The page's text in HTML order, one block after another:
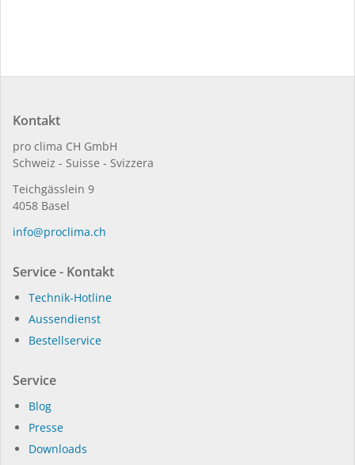
Kontakt
pro clima CH GmbH
Schweiz - Suisse - Svizzera
Teichgässlein 9
4058 Basel
in­fo@procli­ma.ch
Service - Kontakt
Technik-Hotline
Aussendienst
Bestellservice
Service
Blog
Presse
Dow­n­loads